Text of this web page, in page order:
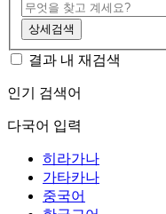
상세검색
결과 내 재검색
인기 검색어
다국어 입력
히라가나
가타카나
중국어